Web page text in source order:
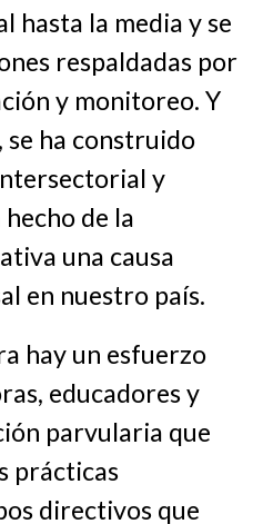
hasta la media y se
respaldadas por
y monitoreo. Y
ha construido
y
de la
una causa
en nuestro país.
hay un esfuerzo
educadores y
parvularia que
prácticas
directivos que